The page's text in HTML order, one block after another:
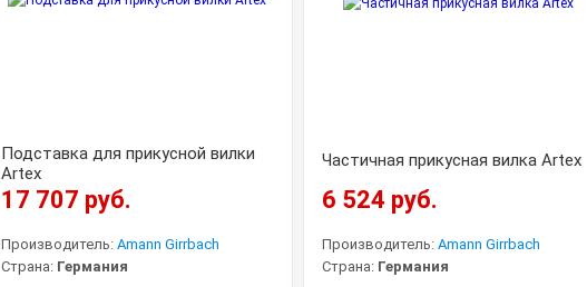
Подставка для прикусной вилки
Artex
17 707 руб.
Производитель: Amann Girrbach
Страна: Германия
Частичная прикусная вилка Artex
6 524 руб.
Производитель:Amann Girrbach
Страна: Германия